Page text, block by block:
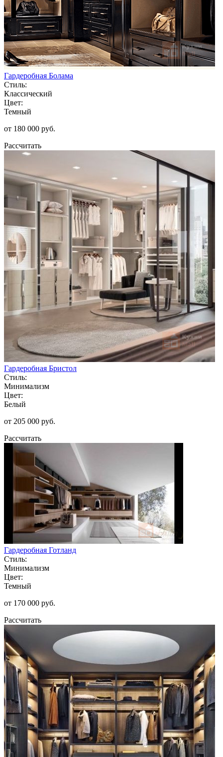
Гардеробная Болама
Стиль:
Классический
Цвет:
Темный
от 180 000 руб.
Рассчитать
Гардеробная Бристол
Стиль:
Минимализм
Цвет:
Белый
от 205 000 руб.
Рассчитать
Гардеробная Готланд
Стиль:
Минимализм
Цвет:
Темный
от 170 000 руб.
Рассчитать